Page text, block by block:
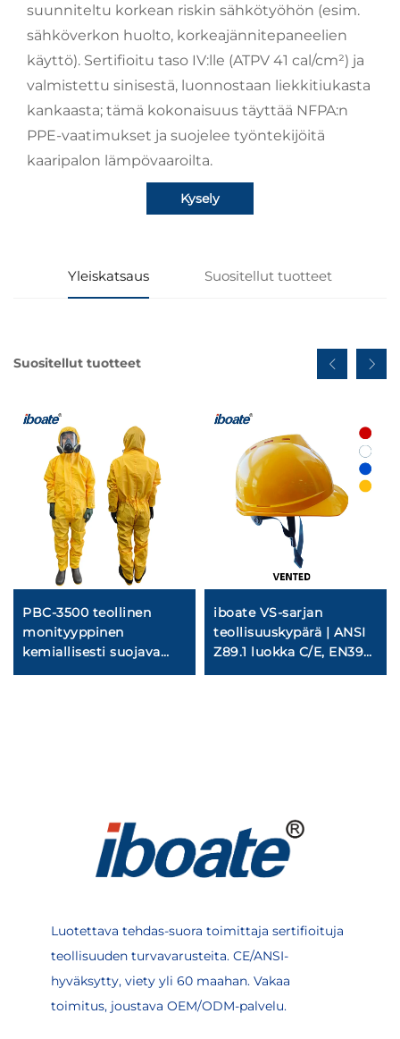
suunniteltu korkean riskin sähkötyöhön (esim.
sähköverkon huolto, korkeajännitepaneelien
käyttö). Sertifioitu taso IV:lle (ATPV 41 cal/cm²) ja
valmistettu sinisestä, luonnostaan liekkitiukasta
kankaasta; tämä kokonaisuus täyttää NFPA:n
PPE-vaatimukset ja suojelee työntekijöitä
kaaripalon lämpövaaroilta.
Kysely
Yleiskatsaus Suositellut tuotteet
Suositellut tuotteet
PBC-3500 teollinen
monityyppinen
kemiallisesti suojava
iboate VS-sarjan
teollisuuskypärä | ANSI
Z89.1 luokka C/E, EN397
Luotettava tehdas-suora toimittaja sertifioituja
teollisuuden turvavarusteita. CE/ANSI-
hyväksytty, viety yli 60 maahan. Vakaa
toimitus, joustava OEM/ODM-palvelu.